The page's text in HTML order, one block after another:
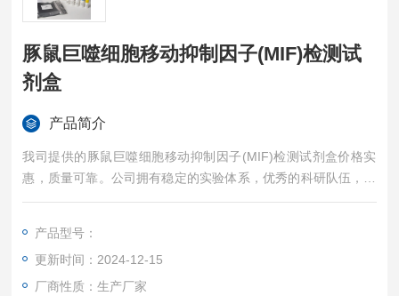
豚鼠巨噬细胞移动抑制因子(MIF)检测试
剂盒
产品简介
我司提供的豚鼠巨噬细胞移动抑制因子(MIF)检测试剂盒价格实
惠，质量可靠。公司拥有稳定的实验体系，优秀的科研队伍，准
确的实验结果，是您值得信赖的合作伙伴，凡购买我司的试剂盒
产品型号：
更新时间：2024-12-15
厂商性质：生产厂家